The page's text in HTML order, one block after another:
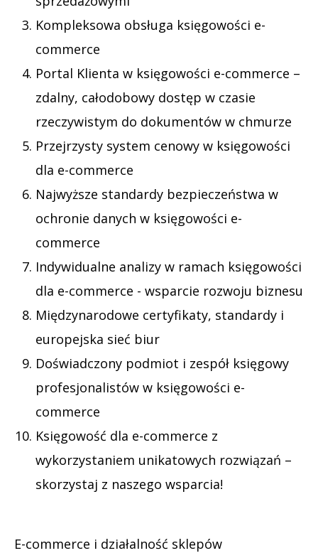
Kompleksowa obsługa księgowości e-
commerce
Portal Klienta w księgowości e-commerce –
zdalny, całodobowy dostęp w czasie
rzeczywistym do dokumentów w chmurze
Przejrzysty system cenowy w księgowości
dla e-commerce
Najwyższe standardy bezpieczeństwa w
ochronie danych w księgowości e-
commerce
Indywidualne analizy w ramach księgowości
dla e-commerce - wsparcie rozwoju biznesu
Międzynarodowe certyfikaty, standardy i
europejska sieć biur
Doświadczony podmiot i zespół księgowy
profesjonalistów w księgowości e-
commerce
Księgowość dla e-commerce z
wykorzystaniem unikatowych rozwiązań –
skorzystaj z naszego wsparcia!
E-commerce i działalność sklepów